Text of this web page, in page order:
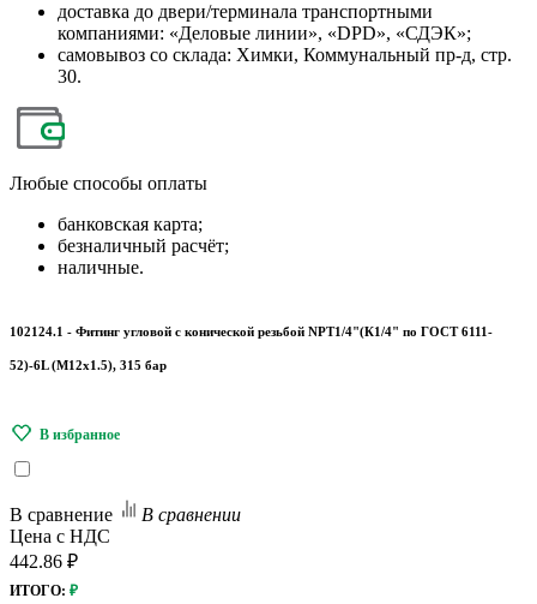
доставка до двери/терминала транспортными
компаниями: «Деловые линии», «DPD», «СДЭК»;
самовывоз со склада: Химки, Коммунальный пр-д, стр.
30.
Любые способы оплаты
банковская карта;
безналичный расчёт;
наличные.
102124.1 - Фитинг угловой с конической резьбой NPT1/4"(К1/4" по ГОСТ 6111-
52)-6L (М12х1.5), 315 бар
В сравнение
В сравнении
Цена с НДС
442.86 ₽
ИТОГО: ₽